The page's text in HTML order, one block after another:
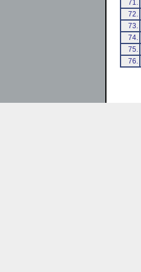
71.
72.
73.
74.
75.
76.